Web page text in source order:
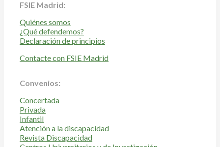
FSIE Madrid:
Quiénes somos
¿Qué defendemos?
Declaración de principios
Contacte con FSIE Madrid
Convenios:
Concertada
Privada
Infantil
Atención a la discapacidad
Revista Discapacidad